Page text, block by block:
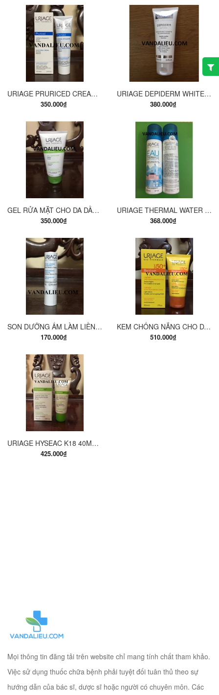
URIAGE PRURICED CREAM 100ML - KEM CHĂM SÓC DA KHÔ VÀ KÍCH ỨNG
350.000₫
URIAGE DEPIDERM WHITE 100ML SỮA RỬA MẶT LÀM SẠCH VÀ DƯỠNG DA
380.000₫
GEL RỬA MẶT CHO DA DẦU VÀ DA MỤN URIAGE HYSEAC 150ML
350.000₫
URIAGE THERMAL WATER 300ML. NƯỚC KHOÁNG CHĂM SÓC DA.
368.000₫
SON DƯỠNG ẨM LÀM LIỀN DA MÔI URIAGE STICK LEVRES HYDRATANT 4G
170.000₫
KEM CHỐNG NẮNG CHO DA NHẠY CẢM URIAGE BARIESUN SPF 50+ CREME 50ML
510.000₫
URIAGE HYSEAC K18 40ML. KEM TRỊ MỤN CÁM, MỤN ĐẦU ĐEN VÀ GIẢM NHỜN.
425.000₫
Mọi thông tin đăng tải trên website chỉ mang tính chất tham khảo.
Việc sử dụng thuốc chữa bệnh phải tuyệt đối tuân thủ theo sự
hướng dẫn của bác sĩ, dược sĩ hoặc người có chuyên môn. Các